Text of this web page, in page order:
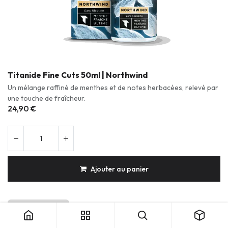
Titanide Fine Cuts 50ml | Northwind
Un mélange raffiné de menthes et de notes herbacées, relevé par
une touche de fraîcheur.
24,90 €
Ajouter au panier